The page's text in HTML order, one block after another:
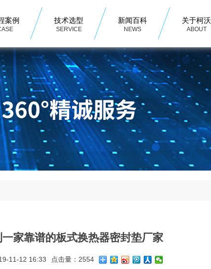
案例 技术选型
SERVICE
新闻百科
NEWS
关于柯沃
ABOUT
家靠谱的板式换热器密封垫厂家
11-12 16:33 点击量：2554